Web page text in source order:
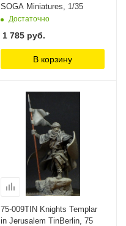
SOGA Miniatures, 1/35
Достаточно
1 785 руб.
В корзину
75-009TIN Knights Templar
in Jerusalem TinBerlin, 75